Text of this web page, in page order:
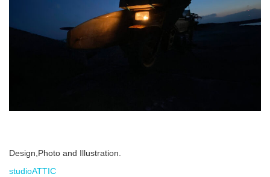
Design,Photo and Illustration.
studioATTIC